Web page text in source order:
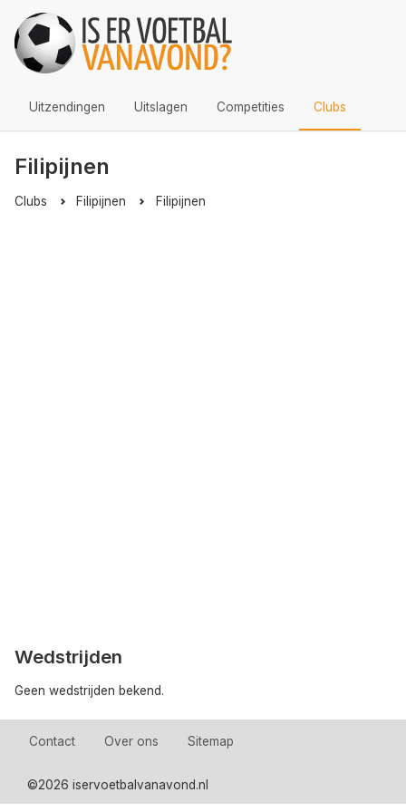
Uitzendingen Uitslagen Competities Clubs
Filipijnen
Clubs Filipijnen Filipijnen
Wedstrijden
Geen wedstrijden bekend.
Contact Over ons Sitemap
©2026 iservoetbalvanavond.nl